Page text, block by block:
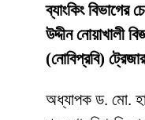
ব্যাংকিং বিভাগের
উদ্দীন নোয়াখালী
(নোবিপ্রবি)
অধ্যাপক ড. মো.